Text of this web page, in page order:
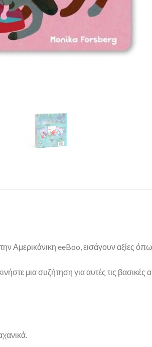
Αμερικάνικη eeBoo, εισάγουν αξίες
μια συζήτηση για αυτές τις βασικές